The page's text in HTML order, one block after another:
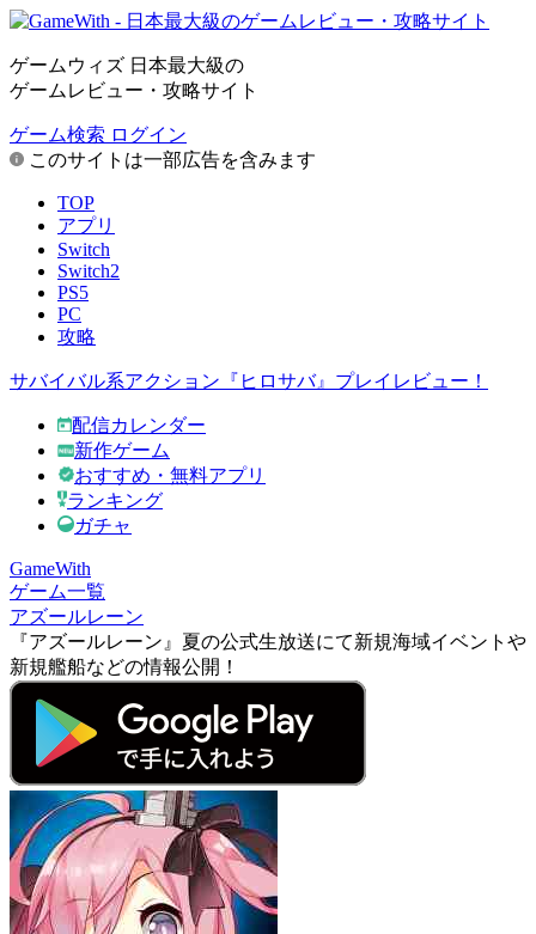
ゲームウィズ 日本最大級の
ゲームレビュー・攻略サイト
ゲーム検索 ログイン
このサイトは一部広告を含みます
TOP
アプリ
Switch
Switch2
PS5
PC
攻略
サバイバル系アクション『ヒロサバ』プレイレビュー！
配信カレンダー
新作ゲーム
おすすめ・無料アプリ
ランキング
ガチャ
GameWith
ゲーム一覧
アズールレーン
『アズールレーン』夏の公式生放送にて新規海域イベントや
新規艦船などの情報公開！